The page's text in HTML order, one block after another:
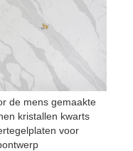
de mens gemaakte
kristallen kwarts
voor